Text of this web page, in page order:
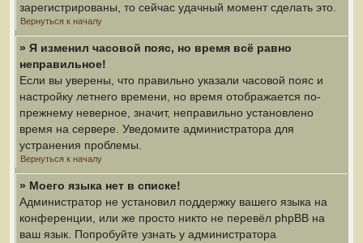
зарегистрированы, то сейчас удачный момент сделать это.
Вернуться к началу
» Я изменил часовой пояс, но время всё равно
неправильное!
Если вы уверены, что правильно указали часовой пояс и
настройку летнего времени, но время отображается по-
прежнему неверное, значит, неправильно установлено
время на сервере. Уведомите администратора для
устранения проблемы.
Вернуться к началу
» Моего языка нет в списке!
Администратор не установил поддержку вашего языка на
конференции, или же просто никто не перевёл phpBB на
ваш язык. Попробуйте узнать у администратора